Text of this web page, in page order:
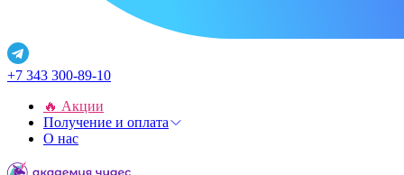
+7 343 300-89-10
🔥 Акции
Получение и оплата
О нас